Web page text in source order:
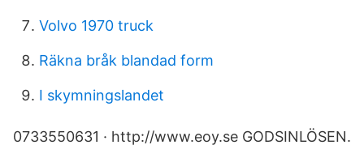
Volvo 1970 truck
Räkna bråk blandad form
I skymningslandet
0733550631 · http://www.eoy.se GODSINLÖSEN.